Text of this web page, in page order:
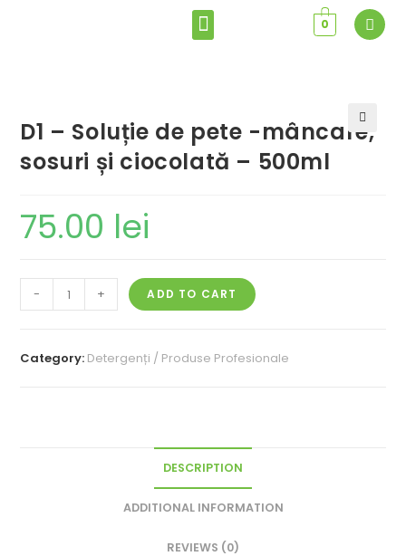
0
🔍
D1 – Soluție de pete -mâncare,
sosuri și ciocolată – 500ml
75.00 lei
- + ADD TO CART
Category: Detergenți / Produse Profesionale
DESCRIPTION
ADDITIONAL INFORMATION
REVIEWS (0)